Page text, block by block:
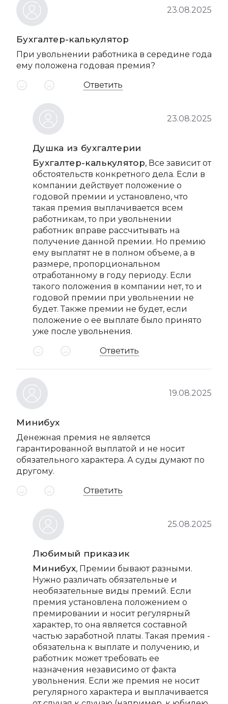
Бухгалтер-калькулятор
23.08.2025
При увольнении работника в середине года
ему положена годовая премия?
Ответить
Душка из бухгалтерии
23.08.2025
Бухгалтер-калькулятор, Все зависит от
обстоятельств конкретного дела. Если в
компании действует положение о
годовой премии и установлено, что
такая премия выплачивается всем
работникам, то при увольнении
работник вправе рассчитывать на
получение данной премии. Но премию
ему выплатят не в полном объеме, а в
размере, пропорциональном
отработанному в году периоду. Если
такого положения в компании нет, то и
годовой премии при увольнении не
будет. Также премии не будет, если
положение о ее выплате было принято
уже после увольнения.
Ответить
Минибух
19.08.2025
Денежная премия не является
гарантированной выплатой и не носит
обязательного характера. А суды думают по
другому.
Ответить
Любимый приказик
25.08.2025
Минибух, Премии бывают разными.
Нужно различать обязательные и
необязательные виды премий. Если
премия установлена положением о
премировании и носит регулярный
характер, то она является составной
частью заработной платы. Такая премия -
обязательна к выплате и получению, и
работник может требовать ее
назначения независимо от факта
увольнения. Если же премия не носит
регулярного характера и выплачивается